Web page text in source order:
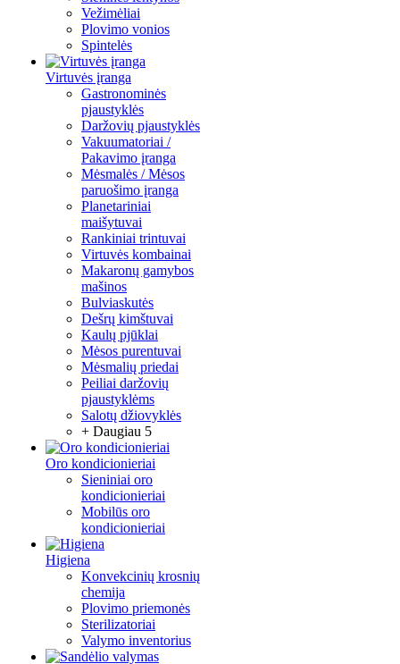
Vežimėliai
Plovimo vonios
Spintelės
Virtuvės įranga
Gastronominės
pjaustyklės
Daržovių pjaustyklės
Vakuumatoriai /
Pakavimo įranga
Mėsmalės / Mėsos
paruošimo įranga
Planetariniai
maišytuvai
Rankiniai trintuvai
Virtuvės kombainai
Makaronų gamybos
mašinos
Bulviaskutės
Dešrų kimštuvai
Kaulų pjūklai
Mėsos purentuvai
Mėsmalių priedai
Peiliai daržovių
pjaustyklėms
Salotų džiovyklės
+ Daugiau 5
Oro kondicionieriai
Sieniniai oro
kondicionieriai
Mobilūs oro
kondicionieriai
Higiena
Konvekcinių krosnių
chemija
Plovimo priemonės
Sterilizatoriai
Valymo inventorius